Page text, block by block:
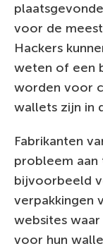
voor de
Hackers
weten of een
worden voor
wallets zijn in
Fabrikanten
probleem aan
bijvoorbeeld
verpakkingen
websites
voor hun